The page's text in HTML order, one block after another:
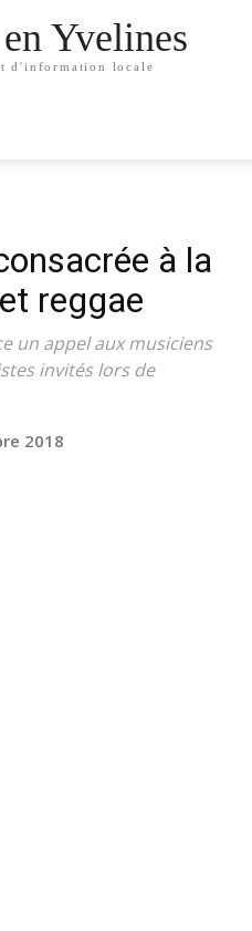
Yvelines
d'information locale
à la
reggae
un appel aux musiciens
invités lors de
2018